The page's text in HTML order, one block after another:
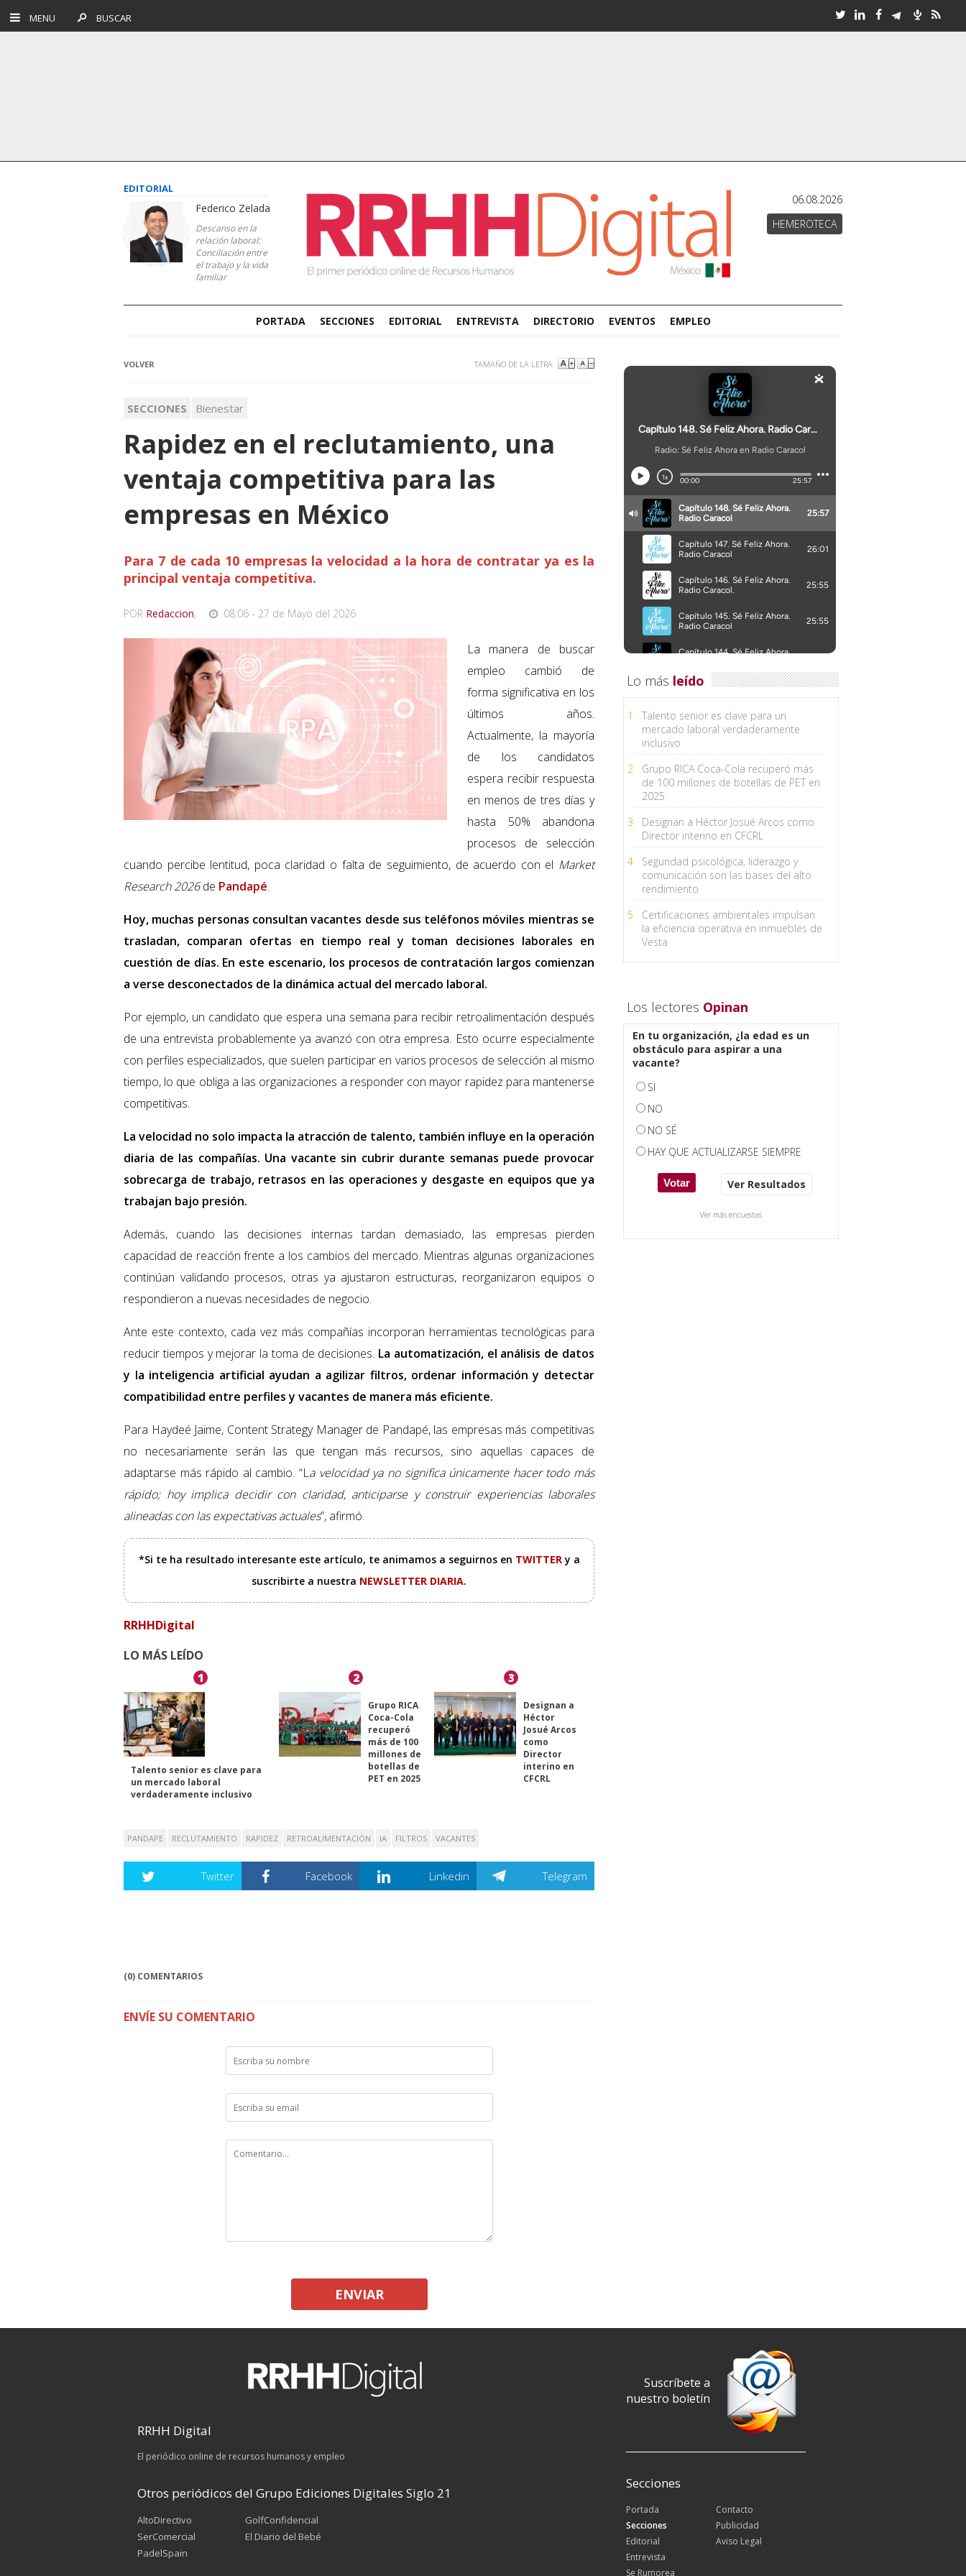
MENU BUSCAR
EDITORIAL
Federico Zelada
Descanso en la
relación laboral:
Conciliación entre
el trabajo y la vida
familiar
06.08.2026
HEMEROTECA
PORTADA SECCIONES EDITORIAL ENTREVISTA DIRECTORIO EVENTOS EMPLEO
VOLVER TAMAÑO DE LA LETRA
SECCIONES Bienestar
Rapidez en el reclutamiento, una
ventaja competitiva para las
empresas en México
Para 7 de cada 10 empresas la velocidad a la hora de contratar ya es la
principal ventaja competitiva.
POR Redaccion, 08:06 - 27 de Mayo del 2026
La manera de buscar
empleo cambió de
forma significativa en los
últimos años.
Actualmente, la mayoría
de los candidatos
espera recibir respuesta
en menos de tres días y
hasta 50% abandona
procesos de selección
cuando percibe lentitud, poca claridad o falta de seguimiento, de acuerdo con el Market
Research 2026de Pandapé.
Hoy, muchas personas consultan vacantes desde sus teléfonos móviles mientras se
trasladan, comparan ofertas en tiempo real y toman decisiones laborales en
cuestión de días. En este escenario, los procesos de contratación largos comienzan
a verse desconectados de la dinámica actual del mercado laboral.
Por ejemplo, un candidato que espera una semana para recibir retroalimentación después
de una entrevista probablemente ya avanzó con otra empresa. Esto ocurre especialmente
con perfiles especializados, que suelen participar en varios procesos de selección al mismo
tiempo, lo que obliga a las organizaciones a responder con mayor rapidez para mantenerse
competitivas.
La velocidad no solo impacta la atracción de talento, también influye en la operación
diaria de las compañías. Una vacante sin cubrir durante semanas puede provocar
sobrecarga de trabajo, retrasos en las operaciones y desgaste en equipos que ya
trabajan bajo presión.
Además, cuando las decisiones internas tardan demasiado, las empresas pierden
capacidad de reacción frente a los cambios del mercado. Mientras algunas organizaciones
continúan validando procesos, otras ya ajustaron estructuras, reorganizaron equipos o
respondieron a nuevas necesidades de negocio.
Ante este contexto, cada vez más compañías incorporan herramientas tecnológicas para
reducir tiempos y mejorar la toma de decisiones. La automatización, el análisis de datos
y la inteligencia artificial ayudan a agilizar filtros, ordenar información y detectar
compatibilidad entre perfiles y vacantes de manera más eficiente.
Para Haydeé Jaime, Content Strategy Manager de Pandapé, las empresas más competitivas
no necesariamente serán las que tengan más recursos, sino aquellas capaces de
adaptarse más rápido al cambio. “La velocidad ya no significa únicamente hacer todo más
rápido; hoy implica decidir con claridad, anticiparse y construir experiencias laborales
alineadas con las expectativas actuales”, afirmó.
*Si te ha resultado interesante este artículo, te animamos a seguirnos en TWITTERy a
suscribirte a nuestra NEWSLETTER DIARIA.
RRHHDigital
LO MÁS LEÍDO
1
Talento senior es clave para
un mercado laboral
verdaderamente inclusivo
2
Grupo RICA
Coca-Cola
recuperó
más de 100
millones de
botellas de
PET en 2025
3
Designan a
Héctor
Josué Arcos
como
Director
interino en
CFCRL
PANDAPE RECLUTAMIENTO RAPIDEZ RETROALIMENTACIÓN IA FILTROS VACANTES
Twitter Facebook Linkedin Telegram
(0) COMENTARIOS
ENVÍE SU COMENTARIO
ENVIAR
Lo más leído
1
Talento senior es clave para un
mercado laboral verdaderamente
inclusivo
2
Grupo RICA Coca-Cola recuperó más
de 100 millones de botellas de PET en
2025
3
Designan a Héctor Josué Arcos como
Director interino en CFCRL
4
Seguridad psicológica, liderazgo y
comunicación son las bases del alto
rendimiento
5
Certificaciones ambientales impulsan
la eficiencia operativa en inmuebles de
Vesta
Los lectores Opinan
En tu organización, ¿la edad es un
obstáculo para aspirar a una
vacante?
SI
NO
NO SÉ
HAY QUE ACTUALIZARSE SIEMPRE
Ver Resultados
Ver más encuestas
RRHH Digital
El periódico online de recursos humanos y empleo
Otros periódicos del Grupo Ediciones Digitales Siglo 21
AltoDirectivo
SerComercial
PadelSpain
GolfConfidencial
El Diario del Bebé
Suscríbete a
nuestro boletín
Secciones
Portada
Secciones
Editorial
Entrevista
Se Rumorea
Contacto
Publicidad
Aviso Legal